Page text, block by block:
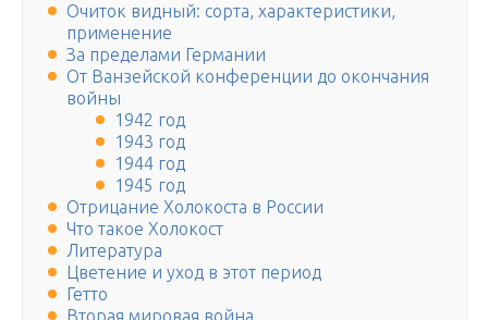
Очиток видный: сорта, характеристики,
применение
За пределами Германии
От Ванзейской конференции до окончания
войны
1942 год
1943 год
1944 год
1945 год
Отрицание Холокоста в России
Что такое Холокост
Литература
Цветение и уход в этот период
Гетто
Вторая мировая война